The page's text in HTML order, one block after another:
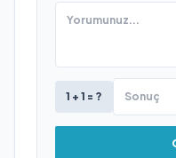
1 + 1 = ?